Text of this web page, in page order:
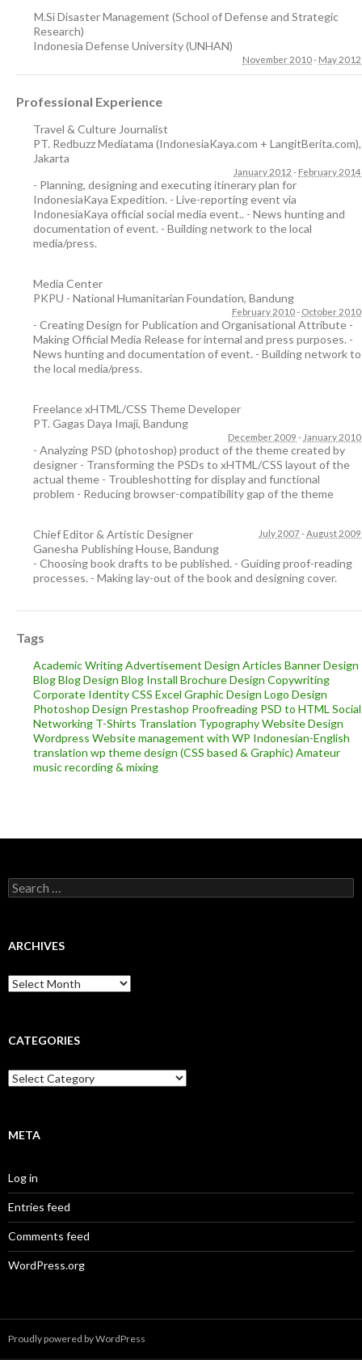
M.Si Disaster Management (School of Defense and Strategic
Research)
Indonesia Defense University (UNHAN)
November 2010- May 2012
Professional Experience
Travel & Culture Journalist
PT. Redbuzz Mediatama (IndonesiaKaya.com + LangitBerita.com),
Jakarta
January 2012 - February 2014
- Planning, designing and executing itinerary plan for
IndonesiaKaya Expedition. - Live-reporting event via
IndonesiaKaya official social media event.. - News hunting and
documentation of event. - Building network to the local
media/press.
Media Center
PKPU - National Humanitarian Foundation, Bandung
February 2010- October 2010
- Creating Design for Publication and Organisational Attribute -
Making Official Media Release for internal and press purposes. -
News hunting and documentation of event. - Building network to
the local media/press.
Freelance xHTML/CSS Theme Developer
PT. Gagas Daya Imaji, Bandung
December 2009 - January 2010
- Analyzing PSD (photoshop) product of the theme created by
designer - Transforming the PSDs to xHTML/CSS layout of the
actual theme - Troubleshotting for display and functional
problem - Reducing browser-compatibility gap of the theme
Chief Editor & Artistic Designer
Ganesha Publishing House, Bandung
July 2007-August 2009
- Choosing book drafts to be published. - Guiding proof-reading
processes. - Making lay-out of the book and designing cover.
Tags
Academic WritingAdvertisement Design Articles Banner Design
BlogBlog Design Blog Install Brochure Design Copywriting
Corporate IdentityCSS Excel Graphic Design Logo Design
Photoshop Design Prestashop Proofreading PSD to HTML Social
Networking T-Shirts Translation TypographyWebsite Design
Wordpress Website management with WP Indonesian-English
translation wp theme design (CSS based & Graphic) Amateur
music recording & mixing
Search
for:
ARCHIVES
Archives
CATEGORIES
Categories
META
Log in
Entries feed
Comments feed
WordPress.org
Proudly powered by WordPress